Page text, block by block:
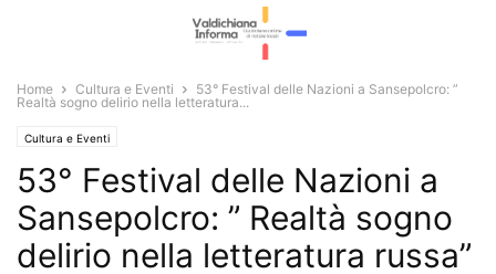
Home Cultura e Eventi
53° Festival delle Nazioni a Sansepolcro: ”
Realtà sogno delirio nella letteratura...
Cultura e Eventi
53° Festival delle Nazioni a
Sansepolcro: ” Realtà sogno
delirio nella letteratura russa”